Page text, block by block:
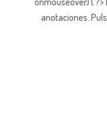
anotaciones.